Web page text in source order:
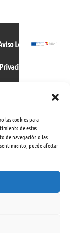
las cookies para
de estas
de navegación o las
puede afectar
Legal
Privacidad